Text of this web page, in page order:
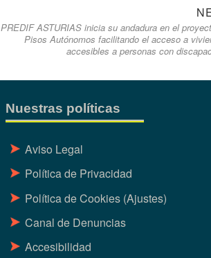
PREDIF ASTURIAS inicia su andadura en el
Pisos Autónomos facilitando el acceso a
accesibles a personas con
Nuestras políticas
Aviso Legal
Política de Privacidad
Política de Cookies (Ajustes)
Canal de Denuncias
Accesibilidad